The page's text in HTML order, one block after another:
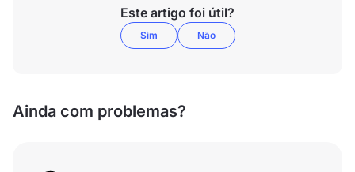
Este artigo foi útil?
Sim Não
Ainda com problemas?